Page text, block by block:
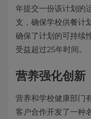
年提交一份该计划的
支，确保学校供餐计
确保了计划的可持续
受益超过25年时间。
营养强化创新
营养和学校健康部门
客户合作开发了一种